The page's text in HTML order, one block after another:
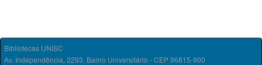
Bibliotecas UNISC
Av. Independência, 2293, Bairro Universitário - CEP 96815-900